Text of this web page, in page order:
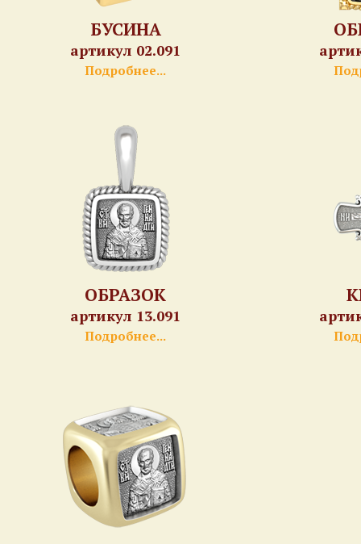
БУСИНА
артикул 02.091
Подробнее...
ОБРАЗОК
артикул 13.091
Подробнее...